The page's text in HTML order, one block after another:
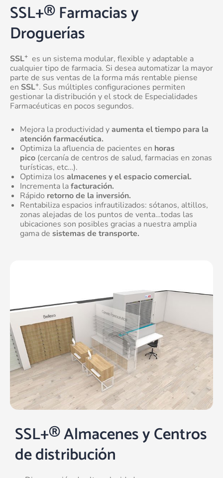
SSL+® Farmacias y
Droguerías
SSL+ es un sistema modular, flexible y adaptable a
cualquier tipo de farmacia. Si desea automatizar la mayor
parte de sus ventas de la forma más rentable piense
en SSL+. Sus múltiples configuraciones permiten
gestionar la distribución y el stock de Especialidades
Farmacéuticas en pocos segundos.
Mejora la productividad yaumenta el tiempo para la
atención farmacéutica.
Optimiza la afluencia de pacientes en horas
pico (cercanía de centros de salud, farmacias en zonas
turísticas, etc…).
Optimiza los almacenes y el espacio comercial.
Incrementa lafacturación.
Rápido retorno de la inversión.
Rentabiliza espacios infrautilizados: sótanos, altillos,
zonas alejadas de los puntos de venta…todas las
ubicaciones son posibles gracias a nuestra amplia
gama de sistemas de transporte.
SSL+® Almacenes y Centros
de distribución